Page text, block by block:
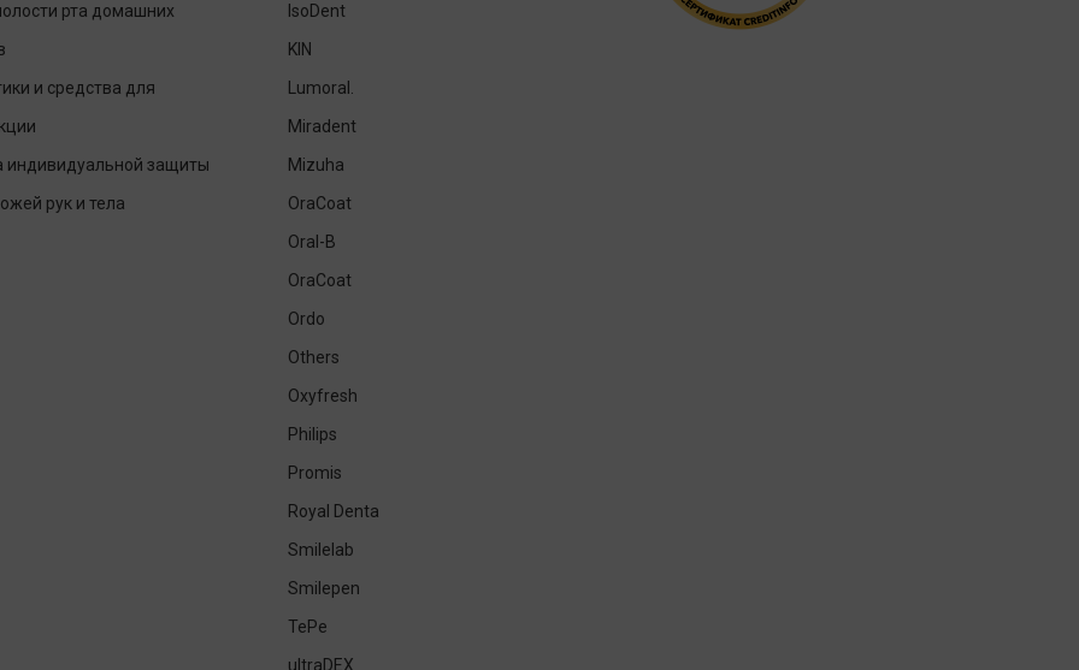
рта домашних
и средства для
индивидуальной защиты
рук и тела
IsoDent
KIN
Lumoral.
Miradent
Mizuha
OraCoat
Oral-B
OraCoat
Ordo
Others
Oxyfresh
Philips
Promis
Royal Denta
Smilelab
Smilepen
TePe
ultraDEX